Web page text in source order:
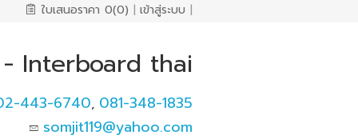
ใบเสนอราคา 0(0) | เข้าสู่ระบบ |
- Interboard thai
443-6740, 081-348-1835
somjit119@yahoo.com